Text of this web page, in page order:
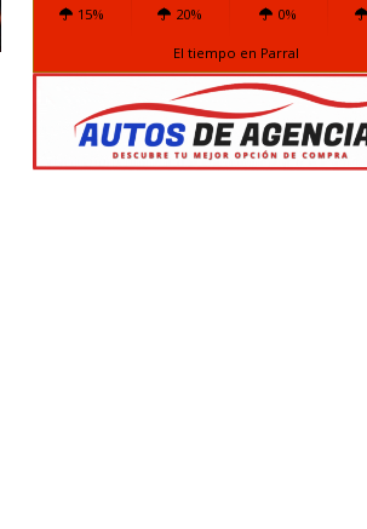
15% 20% 0%
El tiempo en Parral